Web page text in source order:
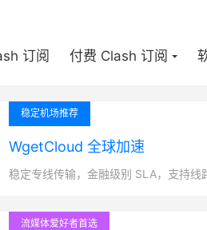
订阅 付费 Clash 订阅
稳定机场推荐
WgetCloud 全球加速
稳定专线传输，金融级别 SLA，支持线
流媒体爱好者首选